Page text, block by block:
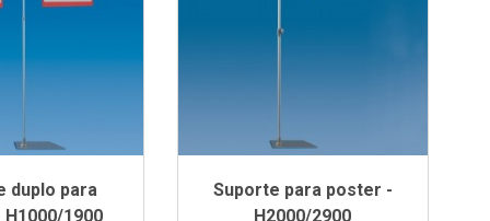
duplo para
1900
Suporte para poster -
H2000/2900